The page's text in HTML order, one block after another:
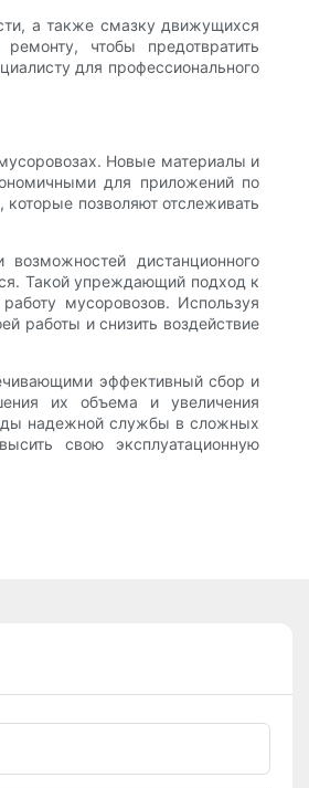
а также смазку движущихся
чтобы предотвратить
для профессионального
Новые материалы и
для приложений по
позволяют отслеживать
дистанционного
Такой упреждающий подход к
мусоровозов. Используя
работы и снизить воздействие
эффективный сбор и
их объема и увеличения
надежной службы в сложных
свою эксплуатационную